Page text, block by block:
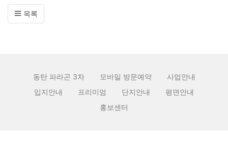
목록
동탄 파라곤 3차 모바일 방문예약
사업안내
입지안내
프리미엄 단지안내
평면안내
홍보센터